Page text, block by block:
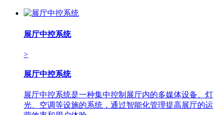
展厅中控系统
>
展厅中控系统
展厅中控系统是一种集中控制展厅内的多媒体设备、灯
光、空调等设施的系统，通过智能化管理提高展厅的运